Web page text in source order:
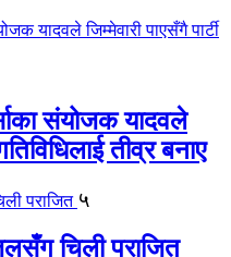
संयोजक यादवले
तीव्र बनाए
५
चिली पराजित